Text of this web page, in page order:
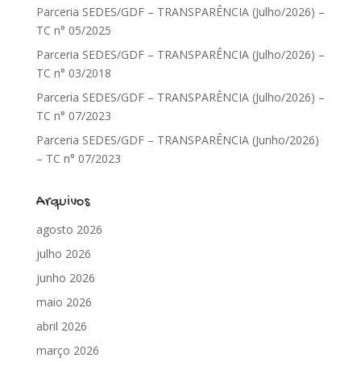
Parceria SEDES/GDF – TRANSPARÊNCIA (Julho/2026) –
TC n° 05/2025
Parceria SEDES/GDF – TRANSPARÊNCIA (Julho/2026) –
TC n° 03/2018
Parceria SEDES/GDF – TRANSPARÊNCIA (Julho/2026) –
TC n° 07/2023
Parceria SEDES/GDF – TRANSPARÊNCIA (Junho/2026)
– TC n° 07/2023
Arquivos
agosto 2026
julho 2026
junho 2026
maio 2026
abril 2026
março 2026